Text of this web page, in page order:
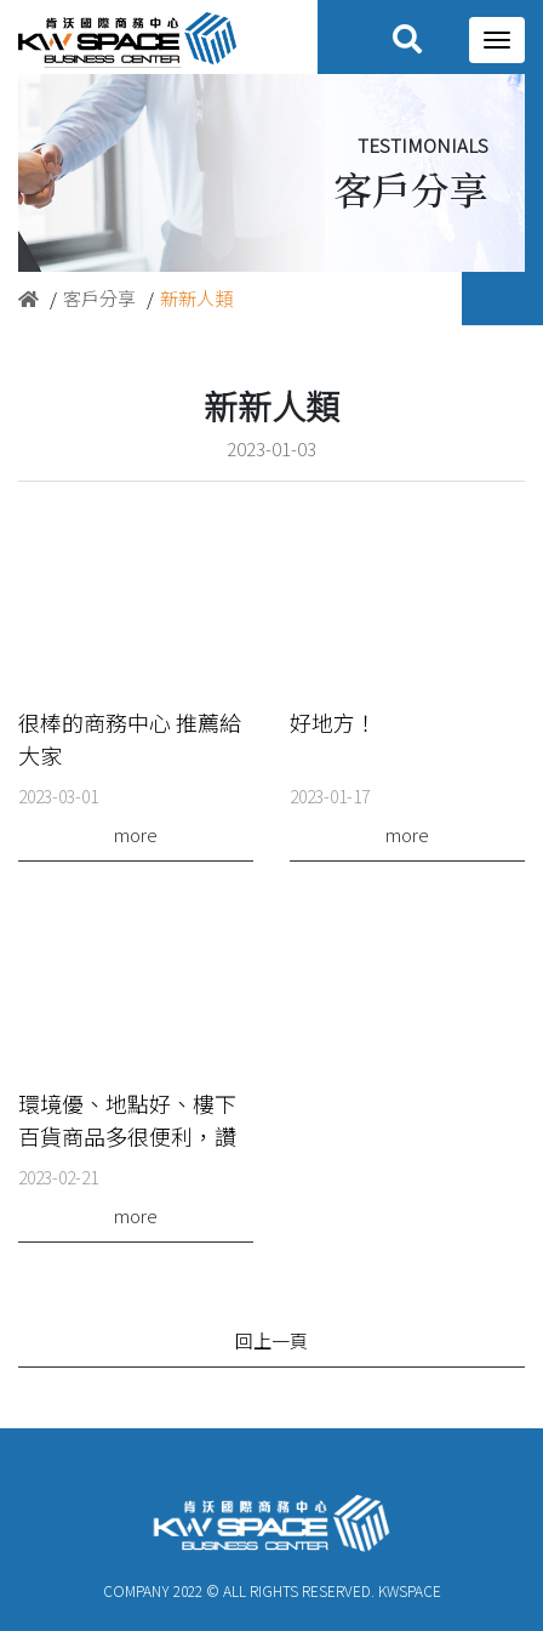
TESTIMONIALS
客戶分享
客戶分享 新新人類
新新人類
2023-01-03
很棒的商務中心 推薦給
大家
2023-03-01
more
好地方！
2023-01-17
more
環境優、地點好、樓下
百貨商品多很便利，讚
2023-02-21
more
回上一頁
COMPANY 2022 © ALL RIGHTS RESERVED. KWSPACE